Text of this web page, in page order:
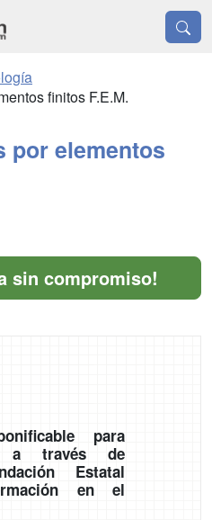
finitos F.E.M.
por elementos
sin compromiso!
para
a través de
Estatal
en el